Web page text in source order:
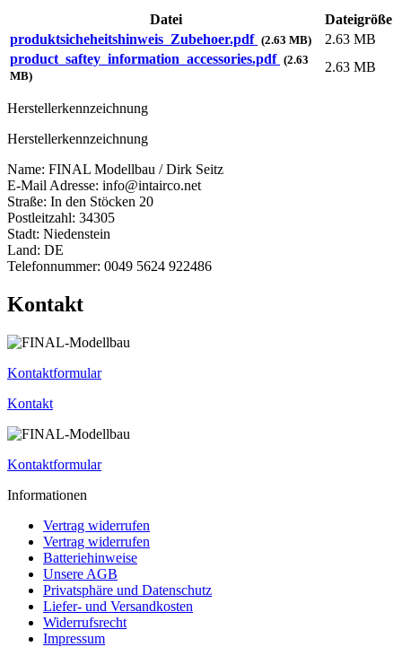
Datei
Dateigröße
produktsicheheitshinweis_Zubehoer.pdf (2.63 MB)
2.63 MB
product_saftey_information_accessories.pdf (2.63
MB)
2.63 MB
Herstellerkennzeichnung
Herstellerkennzeichnung
Name: FINAL Modellbau / Dirk Seitz
E-Mail Adresse: info@intairco.net
Straße: In den Stöcken 20
Postleitzahl: 34305
Stadt: Niedenstein
Land: DE
Telefonnummer: 0049 5624 922486
Kontakt
Kontaktformular
Kontakt
Kontaktformular
Informationen
Vertrag widerrufen
Vertrag widerrufen
Batteriehinweise
Unsere AGB
Privatsphäre und Datenschutz
Liefer- und Versandkosten
Widerrufsrecht
Impressum